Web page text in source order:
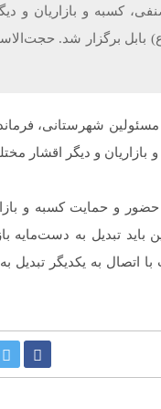
کسبه و بازاریان و
برگزار شد.
شهرستانی،
و دیگر اقشار
و حمایت کسبه و
تبدیل به دست‌مایه
اتصال به یکدیگر